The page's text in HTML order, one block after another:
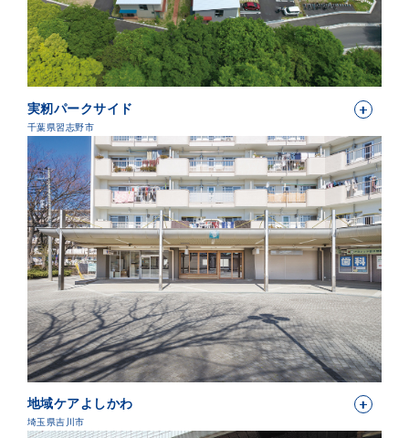
実籾パークサイド
千葉県習志野市
地域ケアよしかわ
埼玉県吉川市